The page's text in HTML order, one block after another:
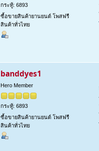
กระทู้: 6893
ซื้อขายสินค้ายานยนต์ โพสฟรี
สินค้าทั่วไทย
banddyes1
Hero Member
กระทู้: 6893
ซื้อขายสินค้ายานยนต์ โพสฟรี
สินค้าทั่วไทย